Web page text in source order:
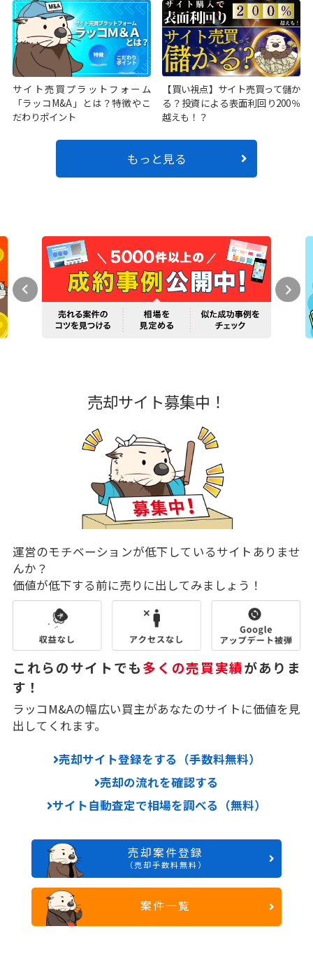
サイト売買プラットフォーム
「ラッコM&A」とは？特徴やこ
だわりポイント
【買い視点】サイト売買って儲か
る？投資による表面利回り200％
越えも！？
もっと見る
売却サイト募集中！
運営のモチベーションが低下しているサイトありませ
んか？
価値が低下する前に売りに出してみましょう！
これらのサイトでも多くの売買実績がありま
す！
ラッコM&Aの幅広い買主があなたのサイトに価値を見
出してくれます。
売却サイト登録をする（手数料無料）
売却の流れを確認する
サイト自動査定で相場を調べる（無料）
売却案件登録
（売却手数料無料）
案件一覧